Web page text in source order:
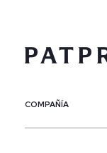
COMPAÑÍA